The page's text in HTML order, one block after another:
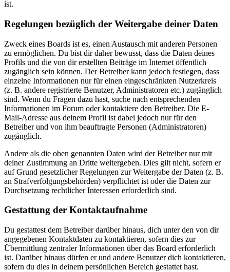
ist.
Regelungen bezüglich der Weitergabe deiner Daten
Zweck eines Boards ist es, einen Austausch mit anderen Personen
zu ermöglichen. Du bist dir daher bewusst, dass die Daten deines
Profils und die von dir erstellten Beiträge im Internet öffentlich
zugänglich sein können. Der Betreiber kann jedoch festlegen, dass
einzelne Informationen nur für einen eingeschränkten Nutzerkreis
(z. B. andere registrierte Benutzer, Administratoren etc.) zugänglich
sind. Wenn du Fragen dazu hast, suche nach entsprechenden
Informationen im Forum oder kontaktiere den Betreiber. Die E-
Mail-Adresse aus deinem Profil ist dabei jedoch nur für den
Betreiber und von ihm beauftragte Personen (Administratoren)
zugänglich.
Andere als die oben genannten Daten wird der Betreiber nur mit
deiner Zustimmung an Dritte weitergeben. Dies gilt nicht, sofern er
auf Grund gesetzlicher Regelungen zur Weitergabe der Daten (z. B.
an Strafverfolgungsbehörden) verpflichtet ist oder die Daten zur
Durchsetzung rechtlicher Interessen erforderlich sind.
Gestattung der Kontaktaufnahme
Du gestattest dem Betreiber darüber hinaus, dich unter den von dir
angegebenen Kontaktdaten zu kontaktieren, sofern dies zur
Übermittlung zentraler Informationen über das Board erforderlich
ist. Darüber hinaus dürfen er und andere Benutzer dich kontaktieren,
sofern du dies in deinem persönlichen Bereich gestattet hast.